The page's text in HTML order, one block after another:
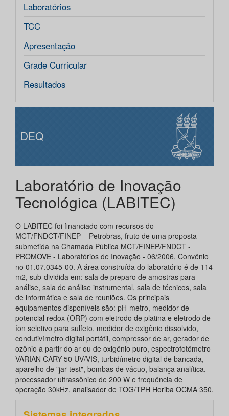
Laboratórios
TCC
Apresentação
Grade Curricular
Resultados
DEQ
Laboratório de Inovação
Tecnológica (LABITEC)
O LABITEC foi financiado com recursos do
MCT/FNDCT/FINEP – Petrobras, fruto de uma proposta
submetida na Chamada Pública MCT/FINEP/FNDCT -
PROMOVE - Laboratórios de Inovação - 06/2006, Convênio
no 01.07.0345-00. A área construída do laboratório é de 114
m2, sub-dividida em: sala de preparo de amostras para
análise, sala de análise instrumental, sala de técnicos, sala
de informática e sala de reuniões. Os principais
equipamentos disponíveis são: pH-metro, medidor de
potencial redox (ORP) com eletrodo de platina e eletrodo de
íon seletivo para sulfeto, medidor de oxigênio dissolvido,
condutivímetro digital portátil, compressor de ar, gerador de
ozônio a partir do ar ou de oxigênio puro, espectrofotômetro
VARIAN CARY 50 UV/VIS, turbidímetro digital de bancada,
aparelho de "jar test", bombas de vácuo, balança analítica,
processador ultrassônico de 200 W e frequência de
operação 30kHz, analisador de TOG/TPH Horiba OCMA 350.